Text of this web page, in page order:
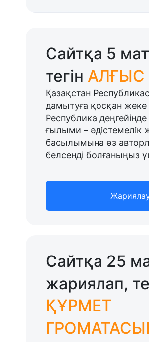
Сайтқа 5
тегін АЛҒЫС
Қазақстан
дамытуға қосқан жеке
Республика
ғылыми – әдістемелік
басылымына өз
белсенді болғаныңыз
Сайтқа 25
жариялап,
ҚҰРМЕТ